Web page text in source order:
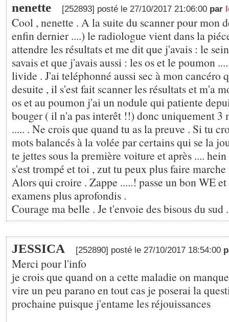
nenette [252893] posté le 27/10/2017 21:06:00 par
Cool , nenette . A la suite du scanner pour mon
enfin dernier ....) le radiologue vient dans la
attendre les résultats et me dit que j'avais : le
savais et que j'avais aussi : les os et le poumon
livide . J'ai teléphonné aussi sec à mon cancéro
desuite , il s'est fait scanner les résultats et m'a
os et au poumon j'ai un nodule qui patiente
bouger ( il n'a pas interêt !!) donc uniquement 3
..... . Ne crois que quand tu as la preuve . Si tu
mots balancés à la volée par certains qui se la
te jettes sous la première voiture et après ....
s'est trompé et toi , zut tu peux plus faire
Alors qui croire . Zappe .....! passe un bon WE et
examens plus aprofondis .
Courage ma belle . Je t'envoie des bisous du sud .
JESSICA [252890] posté le 27/10/2017 18:54:00
Merci pour l'info
je crois que quand on a cette maladie on
vire un peu parano en tout cas je poserai la
prochaine puisque j'entame les réjouissances